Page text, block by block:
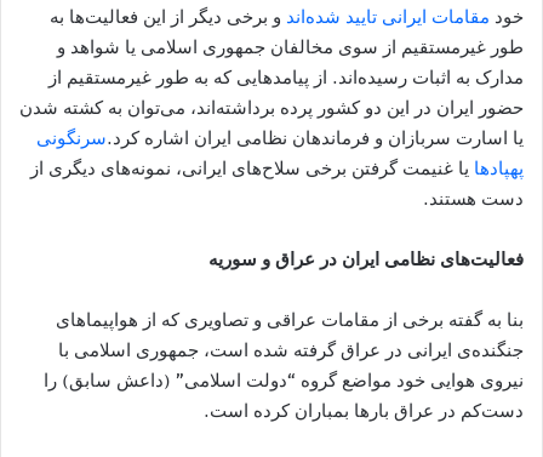
خود مقامات ایرانی تایید شده‌اند و برخی دیگر از این فعالیت‌ها به
طور غیرمستقیم از سوی مخالفان جمهوری اسلامی یا شواهد و
مدارک به اثبات رسیده‌اند. از پیامدهایی که به طور غیرمستقیم از
حضور ایران در این دو کشور پرده برداشته‌اند، می‌توان به کشته شدن
یا اسارت سربازان و فرماندهان نظامی ایران اشاره کرد.سرنگونی
پهپادها یا غنیمت گرفتن برخی سلاح‌های ایرانی، نمونه‌های دیگری از
دست هستند.
فعالیت‌های نظامی ایران در عراق و سوریه
بنا به گفته برخی از مقامات عراقی و تصاویری که از هواپیماهای
جنگنده‌ی ایرانی در عراق گرفته شده است، جمهوری اسلامی با
نیروی هوایی خود مواضع گروه “دولت اسلامی” (داعش سابق) را
دست‌کم در عراق بارها بمباران کرده است.